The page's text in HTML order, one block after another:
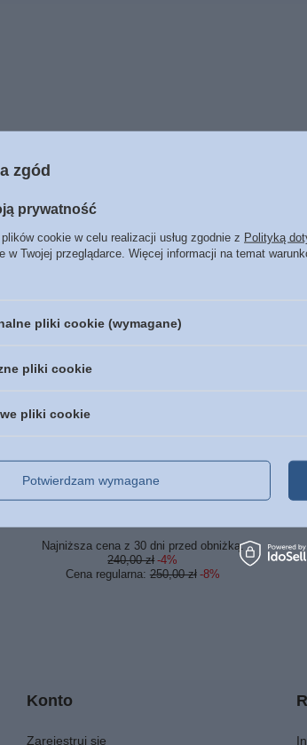
Biblia Tysiąclecia duża twarda
złoto ekozłotoskóra brąz
Najniższa cena z 30 dni przed obniżką:
240,00 zł -4%
Cena regularna: 250,00 zł -8%
Konto
Zarejestruj się
zgód
prywatność
cookie w celu realizacji usług zgodnie z Polityką
w Twojej przeglądarce. Więcej informacji na temat
pliki cookie (wymagane)
pliki cookie
pliki cookie
Potwierdzam wymagane